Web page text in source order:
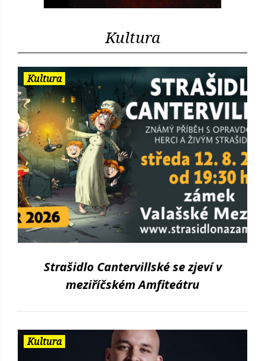
Kultura
Kultura
Strašidlo Cantervillské se zjeví v
meziříčském Amfiteátru
Kultura